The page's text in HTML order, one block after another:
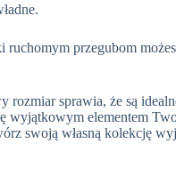
przegubom
rozmiar sprawia, że są
wyjątkowym elementem
swoją własną kolekcję